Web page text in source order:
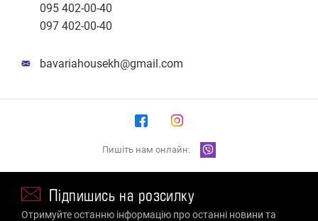
095 402-00-40
097 402-00-40
bavariahousekh@gmail.com
Пишіть нам онлайн:
Підпишись на розсилку
Отримуйте останню інформацію про останні новини та